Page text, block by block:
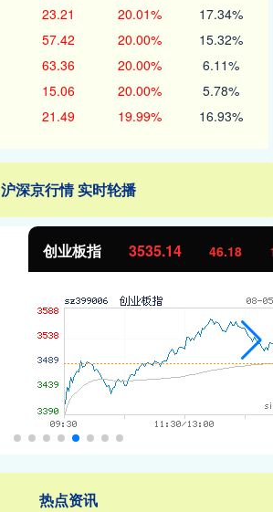
23.21 20.01% 17.34%
57.42 20.00% 15.32%
63.36 20.00% 6.11%
15.06 20.00% 5.78%
21.49 19.99% 16.93%
沪深京行情 实时轮播
3535.14 46.18 1.32%
热点资讯